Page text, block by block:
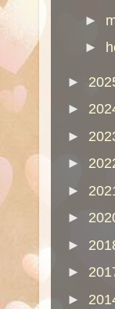
►
►
►
►
►
►
►
►
►
►
►